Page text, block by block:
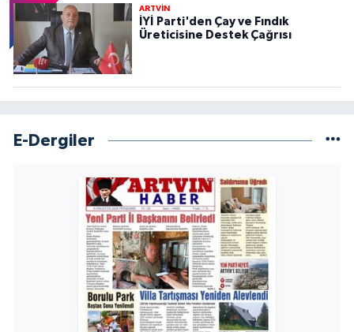
ARTVİN
İYİ Parti'den Çay ve Fındık
Üreticisine Destek Çağrısı
E-Dergiler